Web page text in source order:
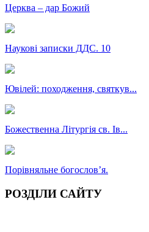
Церква – дар Божий
Наукові записки ДДС. 10
Ювілей: походження, святкув...
Божественна Літургія св. Ів...
Порівняльне богословʼя.
РОЗДІЛИ САЙТУ